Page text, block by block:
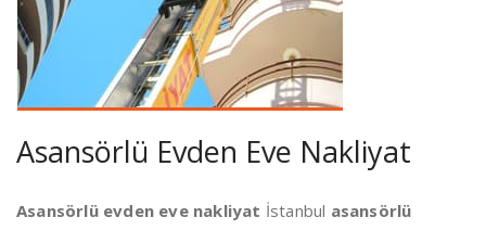
Asansörlü Evden Eve Nakliyat
Asansörlü evden eve nakliyat İstanbul asansörlü